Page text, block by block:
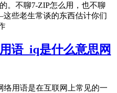
。不聊7-ZIP怎么用，也不聊
些老生常谈的东西估计你们
语_iq是什么意思网
络用语是在互联网上常见的一